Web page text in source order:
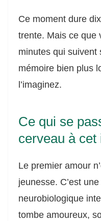
Ce moment dure
trente. Mais ce que
minutes qui suivent
mémoire bien plus
l’imaginez.
Ce qui se
cerveau à cet
Le premier amour
jeunesse. C’est
neurobiologique
tombe amoureux,